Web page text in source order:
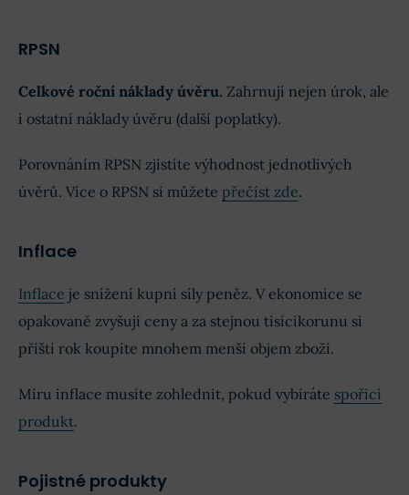
RPSN
Celkové roční náklady úvěru. Zahrnují nejen úrok, ale
i ostatní náklady úvěru (další poplatky).
Porovnáním RPSN zjistíte výhodnost jednotlivých
úvěrů. Více o RPSN si můžete přečíst zde.
Inflace
Inflace je snížení kupní síly peněz. V ekonomice se
opakovaně zvyšují ceny a za stejnou tisícikorunu si
příští rok koupíte mnohem menší objem zboží.
Míru inflace musíte zohlednit, pokud vybíráte spořicí
produkt.
Pojistné produkty